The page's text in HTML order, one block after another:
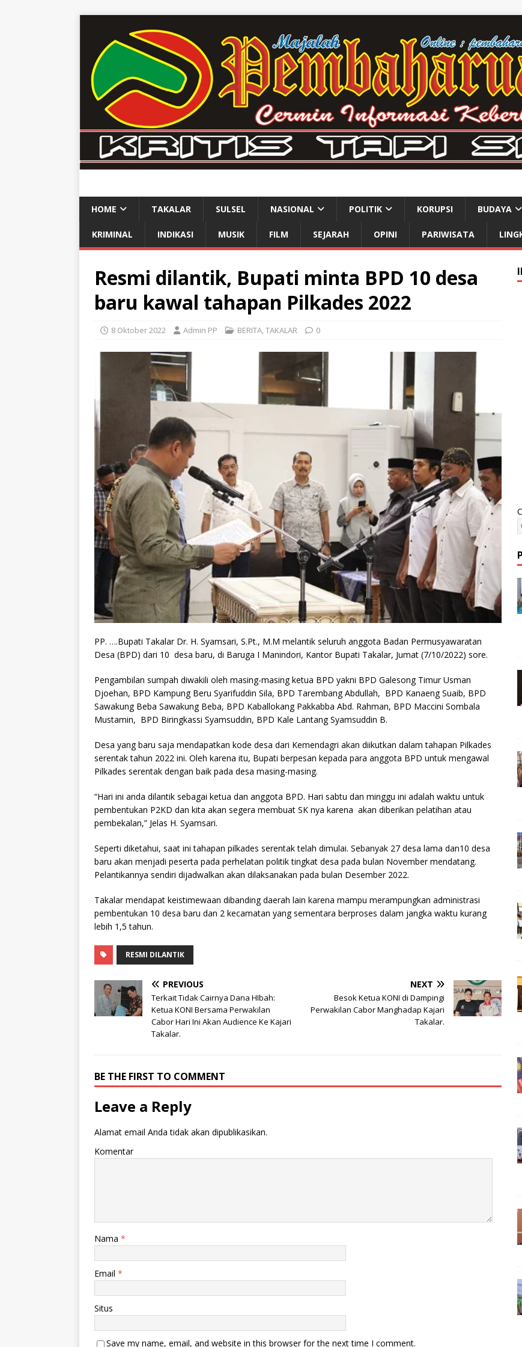
HOME TAKALAR SULSEL NASIONAL POLITIK KORUPSI BUDAYA
KRIMINAL INDIKASI MUSIK FILM SEJARAH OPINI PARIWISATA
Resmi dilantik, Bupati minta BPD 10 desa
baru kawal tahapan Pilkades 2022
8 Oktober 2022 Admin PP BERITA TAKALAR 0
PP. ….Bupati Takalar Dr. H. Syamsari, S.Pt., M.M melantik seluruh anggota Badan Permusyawaratan
Desa (BPD) dari 10 desa baru, di Baruga I Manindori, Kantor Bupati Takalar, Jumat (7/10/2022) sore.
Pengambilan sumpah diwakili oleh masing-masing ketua BPD yakni BPD Galesong Timur Usman
Djoehan, BPD Kampung Beru Syarifuddin Sila, BPD Tarembang Abdullah, BPD Kanaeng Suaib, BPD
Sawakung Beba Sawakung Beba, BPD Kaballokang Pakkabba Abd. Rahman, BPD Maccini Sombala
Mustamin, BPD Biringkassi Syamsuddin, BPD Kale Lantang Syamsuddin B.
Desa yang baru saja mendapatkan kode desa dari Kemendagri akan diikutkan dalam tahapan Pilkades
serentak tahun 2022 ini. Oleh karena itu, Bupati berpesan kepada para anggota BPD untuk mengawal
Pilkades serentak dengan baik pada desa masing-masing.
“Hari ini anda dilantik sebagai ketua dan anggota BPD. Hari sabtu dan minggu ini adalah waktu untuk
pembentukan P2KD dan kita akan segera membuat SK nya karena akan diberikan pelatihan atau
pembekalan,” Jelas H. Syamsari.
Seperti diketahui, saat ini tahapan pilkades serentak telah dimulai. Sebanyak 27 desa lama dan10 desa
baru akan menjadi peserta pada perhelatan politik tingkat desa pada bulan November mendatang.
Pelantikannya sendiri dijadwalkan akan dilaksanakan pada bulan Desember 2022.
Takalar mendapat keistimewaan dibanding daerah lain karena mampu merampungkan administrasi
pembentukan 10 desa baru dan 2 kecamatan yang sementara berproses dalam jangka waktu kurang
lebih 1,5 tahun.
RESMI DILANTIK
PREVIOUS
Terkait Tidak Cairnya Dana HIbah:
Ketua KONI Bersama Perwakilan
Cabor Hari Ini Akan Audience Ke Kajari
Takalar.
NEXT
Besok Ketua KONI di Dampingi
Perwakilan Cabor Manghadap Kajari
Takalar.
BE THE FIRST TO COMMENT
Leave a Reply
Alamat email Anda tidak akan dipublikasikan.
Komentar
Nama *
Email *
Situs
Save my name, email, and website in this browser for the next time I comment.